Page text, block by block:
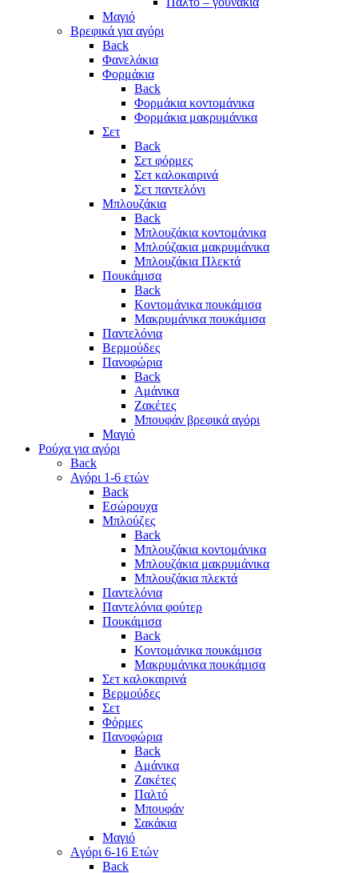
Μαγιό
Βρεφικά για αγόρι
Back
Φανελάκια
Φορμάκια
Back
Φορμάκια κοντομάνικα
Φορμάκια μακρυμάνικα
Σετ
Back
Σετ φόρμες
Σετ καλοκαιρινά
Σετ παντελόνι
Μπλουζάκια
Back
Μπλουζάκια κοντομάνικα
Μπλούζακια μακρυμάνικα
Μπλουζάκια Πλεκτά
Πουκάμισα
Back
Κοντομάνικα πουκάμισα
Μακρυμάνικα πουκάμισα
Παντελόνια
Βερμούδες
Πανοφώρια
Back
Αμάνικα
Ζακέτες
Μπουφάν βρεφικά αγόρι
Μαγιό
Ρούχα για αγόρι
Back
Αγόρι 1-6 ετών
Back
Εσώρουχα
Μπλούζες
Back
Μπλουζάκια κοντομάνικα
Μπλουζάκια μακρυμάνικα
Μπλουζάκια πλεκτά
Παντελόνια
Παντελόνια φούτερ
Πουκάμισα
Back
Κοντομάνικα πουκάμισα
Μακρυμάνικα πουκάμισα
Σετ καλοκαιρινά
Βερμούδες
Σετ
Φόρμες
Πανοφώρια
Back
Αμάνικα
Ζακέτες
Παλτό
Μπουφάν
Σακάκια
Μαγιό
Aγόρι 6-16 Ετών
Back